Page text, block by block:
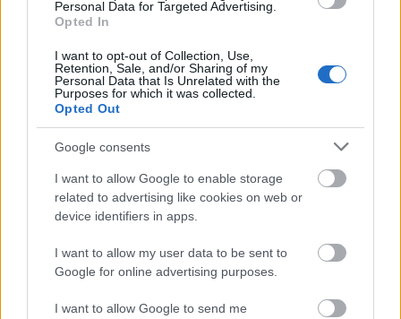
Personal Data for Targeted Advertising.
Opted In
I want to opt-out of Collection, Use,
Retention, Sale, and/or Sharing of my
Personal Data that Is Unrelated with the
Purposes for which it was collected.
Opted Out
Google consents
I want to allow Google to enable storage
related to advertising like cookies on web or
device identifiers in apps.
I want to allow my user data to be sent to
Google for online advertising purposes.
I want to allow Google to send me
mängder från samma lot-nummer. Varje gevär
lotter för att hitta den som ger den jämnaste
träffbilden – och köper sedan tillräckligt för
hela säsongen.
Transport och förvaring av ammunition följer
strikta protokoll. Lagen kvitterar vanligtvis in
och ut både gevär och ammunition från säker
förvaring på tävlingsarenan och använder dem
endast inom det avsedda skidskytteområdet.